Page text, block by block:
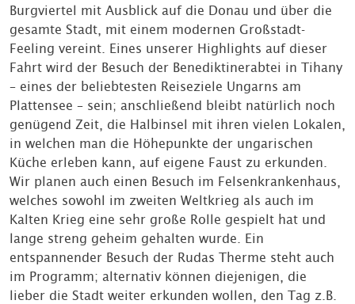
Burgviertel mit Ausblick auf die Donau und über die
gesamte Stadt, mit einem modernen Großstadt-
Feeling vereint. Eines unserer Highlights auf dieser
Fahrt wird der Besuch der Benediktinerabtei in Tihany
– eines der beliebtesten Reiseziele Ungarns am
Plattensee – sein; anschließend bleibt natürlich noch
genügend Zeit, die Halbinsel mit ihren vielen Lokalen,
in welchen man die Höhepunkte der ungarischen
Küche erleben kann, auf eigene Faust zu erkunden.
Wir planen auch einen Besuch im Felsenkrankenhaus,
welches sowohl im zweiten Weltkrieg als auch im
Kalten Krieg eine sehr große Rolle gespielt hat und
lange streng geheim gehalten wurde. Ein
entspannender Besuch der Rudas Therme steht auch
im Programm; alternativ können diejenigen, die
lieber die Stadt weiter erkunden wollen, den Tag z.B.